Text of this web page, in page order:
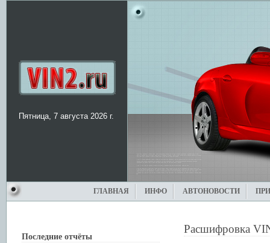
Пятница, 7 августа 2026 г.
ГЛАВНАЯ ИНФО АВТОНОВОСТИ
Последние отчёты
Расшифровка